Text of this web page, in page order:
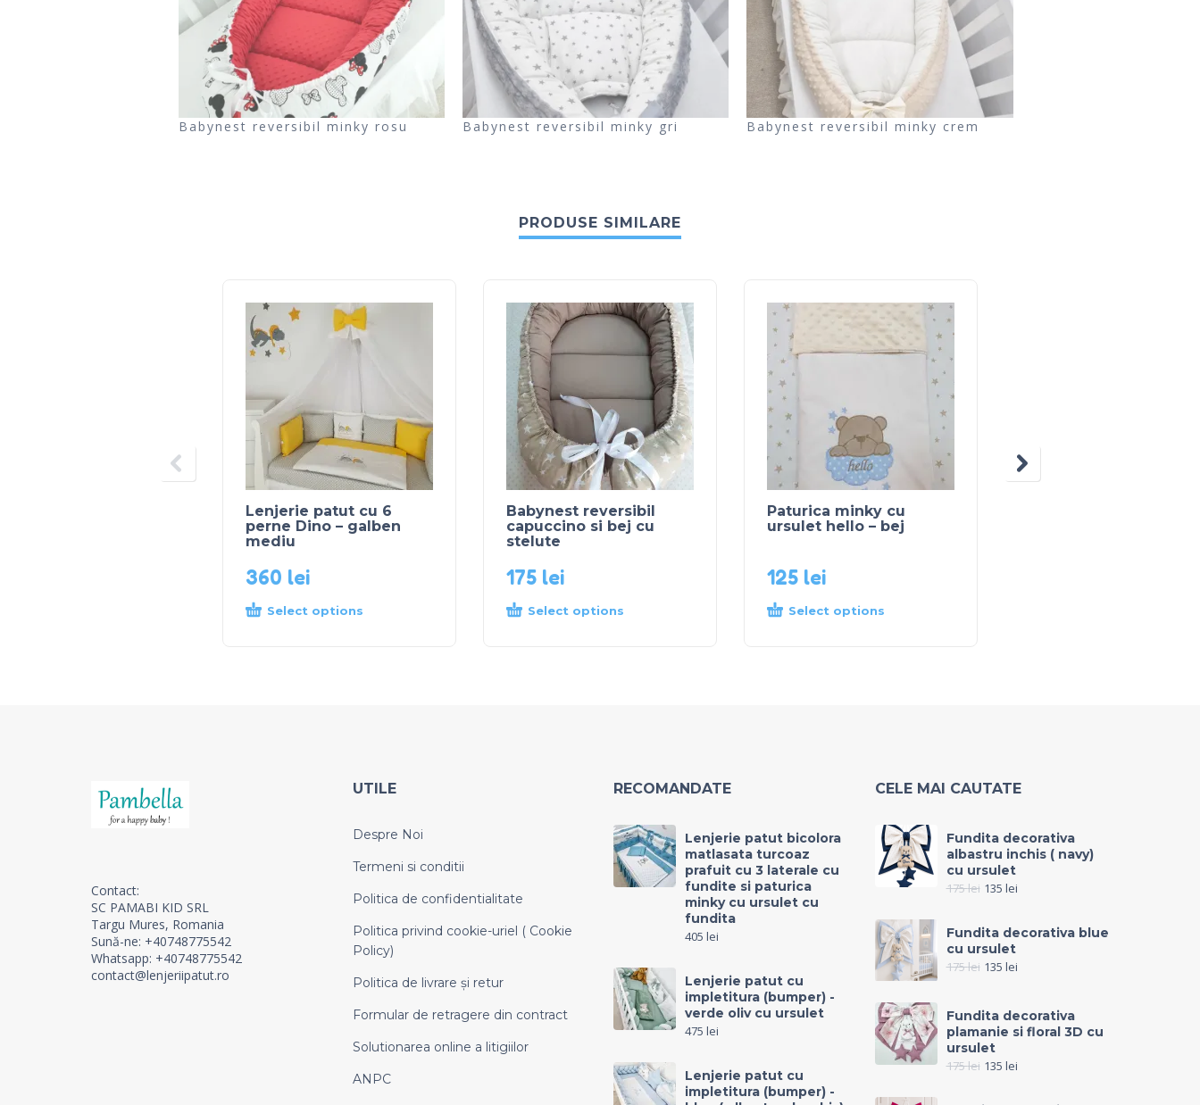
Babynest reversibil minky rosu Babynest reversibil minky gri Babynest reversibil minky crem
PRODUSE SIMILARE
Lenjerie patut cu 6
perne Dino – galben
mediu
360 lei
Select options
Babynest reversibil
capuccino si bej cu
stelute
175 lei
Select options
Paturica minky cu
ursulet hello – bej
125 lei
Select options
Contact:
SC PAMABI KID SRL
Targu Mures, Romania
Sună-ne: +40748775542
Whatsapp: +40748775542
contact@lenjeriipatut.ro
UTILE
Despre Noi
Termeni si conditii
Politica de confidentialitate
Politica privind cookie-uriel ( Cookie
Policy)
Politica de livrare și retur
Formular de retragere din contract
Solutionarea online a litigiilor
ANPC
RECOMANDATE
Lenjerie patut bicolora
matlasata turcoaz
prafuit cu 3 laterale cu
fundite si paturica
minky cu ursulet cu
fundita
405 lei
Lenjerie patut cu
impletitura (bumper) -
verde oliv cu ursulet
475 lei
Lenjerie patut cu
impletitura (bumper) -
CELE MAI CAUTATE
Fundita decorativa
albastru inchis ( navy)
cu ursulet
175lei 135 lei
Fundita decorativa blue
cu ursulet
175lei 135 lei
Fundita decorativa
plamanie si floral 3D cu
ursulet
175lei 135 lei